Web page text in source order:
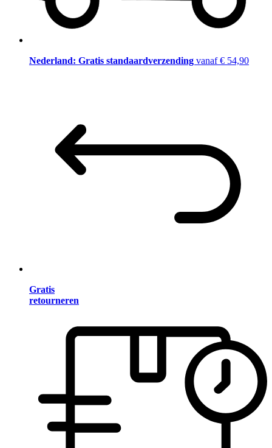
Nederland: Gratis standaardverzending vanaf € 54,90
Gratis
retourneren